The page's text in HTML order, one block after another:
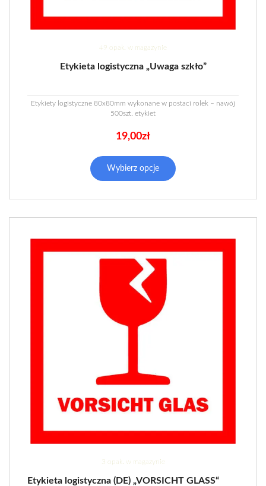
49 opak. w magazynie
Etykieta logistyczna „Uwaga szkło”
Etykiety logistyczne 80x80mm wykonane w postaci rolek – nawój
500szt. etykiet
19,00zł
Wybierz opcje
3 opak. w magazynie
Etykieta logistyczna (DE) „VORSICHT GLASS“